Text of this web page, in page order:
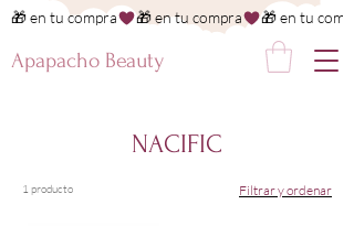
Apapacho Beauty
🎁 en tu compra
NACIFIC
1 producto Filtrar y ordenar